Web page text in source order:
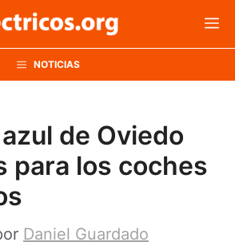
NOTICIAS
de Oviedo
para los coches
Daniel Guardado